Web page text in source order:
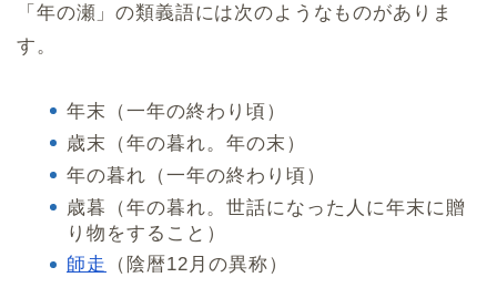
「年の瀬」の類義語には次のようなものがありま
す。
年末（一年の終わり頃）
歳末（年の暮れ。年の末）
年の暮れ（一年の終わり頃）
歳暮（年の暮れ。世話になった人に年末に贈
り物をすること）
師走
（陰暦12月の異称）